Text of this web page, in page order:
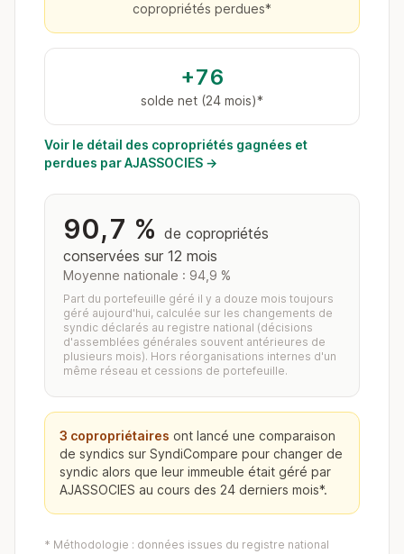
copropriétés perdues*
+76
solde net (24 mois)*
Voir le détail des copropriétés gagnées et
perdues par AJASSOCIES →
90,7 % de copropriétés
conservées sur 12 mois
Moyenne nationale : 94,9 %
Part du portefeuille géré il y a douze mois toujours
géré aujourd'hui, calculée sur les changements de
syndic déclarés au registre national (décisions
d'assemblées générales souvent antérieures de
plusieurs mois). Hors réorganisations internes d'un
même réseau et cessions de portefeuille.
3 copropriétaires ont lancé une comparaison
de syndics sur SyndiCompare pour changer de
syndic alors que leur immeuble était géré par
AJASSOCIES au cours des 24 derniers mois*.
* Méthodologie : données issues du registre national